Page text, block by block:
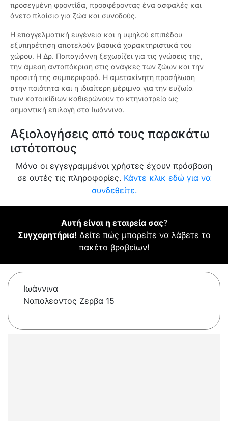
προσεγμένη φροντίδα, προσφέροντας ένα ασφαλές και
άνετο πλαίσιο για ζώα και συνοδούς.
Η επαγγελματική ευγένεια και η υψηλού επιπέδου
εξυπηρέτηση αποτελούν βασικά χαρακτηριστικά του
χώρου. Η Δρ. Παπαγιάννη ξεχωρίζει για τις γνώσεις της,
την άμεση ανταπόκριση στις ανάγκες των ζώων και την
προσιτή της συμπεριφορά. Η αμετακίνητη προσήλωση
στην ποιότητα και η ιδιαίτερη μέριμνα για την ευζωία
των κατοικίδιων καθιερώνουν το κτηνιατρείο ως
σημαντική επιλογή στα Ιωάννινα.
Αξιολογήσεις από τους παρακάτω
ιστότοπους
Μόνο οι εγγεγραμμένοι χρήστες έχουν πρόσβαση
σε αυτές τις πληροφορίες. Κάντε κλικ εδώ για να
συνδεθείτε.
Αυτή είναι η εταιρεία σας?
Συγχαρητήρια! Δείτε πώς μπορείτε να λάβετε το
πακέτο βραβείων!
Ιωάννινα
Ναπολεοντος Zερβα 15